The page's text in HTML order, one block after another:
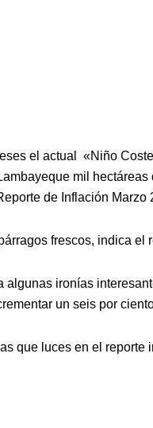
el actual «Niño
mil
de Inflación
frescos, indica
algunas ironías
un seis por
que luces en el